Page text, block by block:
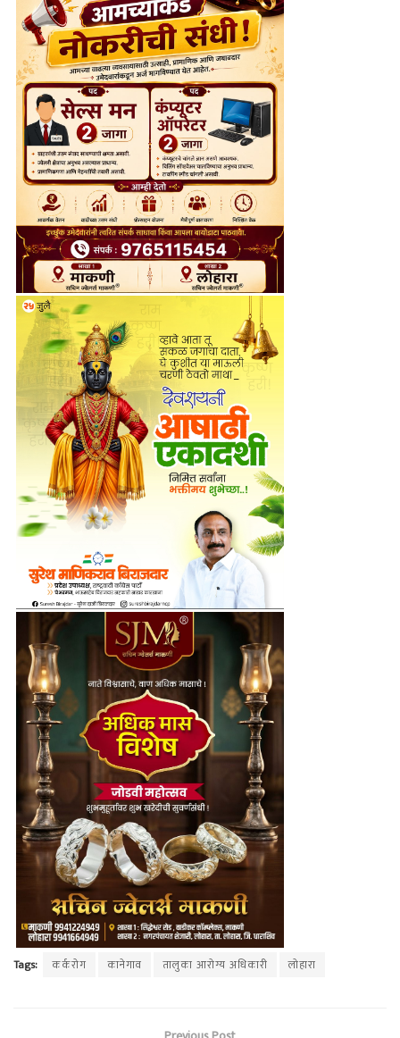
Tags: कर्करोग कानेगाव तालुका आरोग्य अधिकारी लोहारा